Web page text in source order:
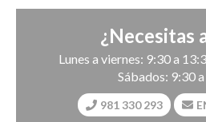
¿Necesitas
Lunes a viernes: 9:30 a
Sábados: 9:30
981 330 293